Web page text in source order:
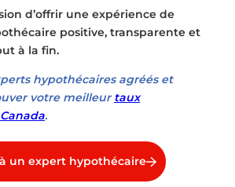
d’offrir une expérience de
positive, transparente et
à la fin.
hypothécaires agréés et
votre meilleurtaux
.
un expert hypothécaire